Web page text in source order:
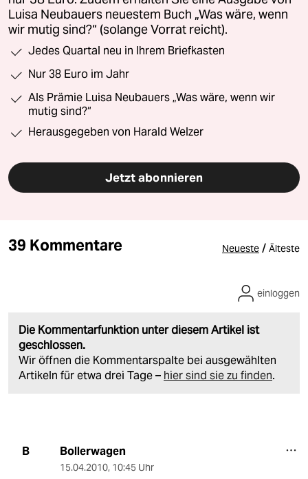
Luisa Neubauers neuestem Buch „Was wäre, wenn
wir mutig sind?“ (solange Vorrat reicht).
Jedes Quartal neu in Ihrem Briefkasten
Nur 38 Euro im Jahr
Als Prämie Luisa Neubauers „Was wäre, wenn wir
mutig sind?“
Herausgegeben von Harald Welzer
Jetzt abonnieren
39 Kommentare Neueste / Älteste
Die Kommentarfunktion unter diesem Artikel ist
geschlossen.
Wir öffnen die Kommentarspalte bei ausgewählten
Artikeln für etwa drei Tage – hier sind sie zu finden.
einloggen
B Bollerwagen
15.04.2010, 10:45 Uhr